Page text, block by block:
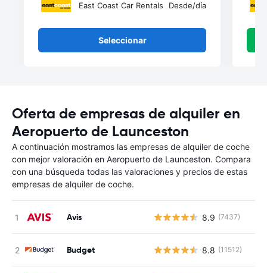
East Coast Car Rentals Desde/día
Seleccionar
Oferta de empresas de alquiler en
Aeropuerto de Launceston
A continuación mostramos las empresas de alquiler de coche
con mejor valoración en Aeropuerto de Launceston. Compara
con una búsqueda todas las valoraciones y precios de estas
empresas de alquiler de coche.
Avis 8.9 (7437)
Budget 8.8 (11512)